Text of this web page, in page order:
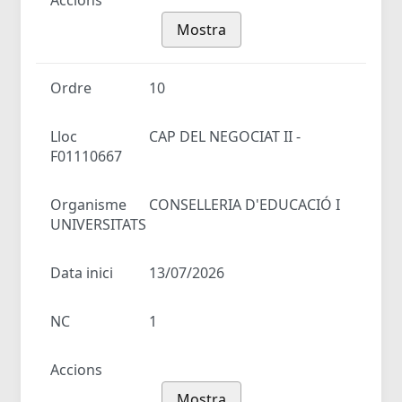
Mostra
Ordre 10
Lloc
CAP DEL NEGOCIAT II -
F01110667
Organisme
CONSELLERIA D'EDUCACIÓ I
UNIVERSITATS
Data inici 13/07/2026
NC 1
Accions